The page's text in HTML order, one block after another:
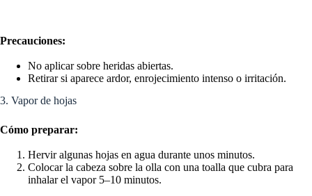
Precauciones:
No aplicar sobre heridas abiertas.
Retirar si aparece ardor, enrojecimiento intenso o irritación.
3. Vapor de hojas
Cómo preparar:
Hervir algunas hojas en agua durante unos minutos.
Colocar la cabeza sobre la olla con una toalla que cubra para
inhalar el vapor 5–10 minutos.